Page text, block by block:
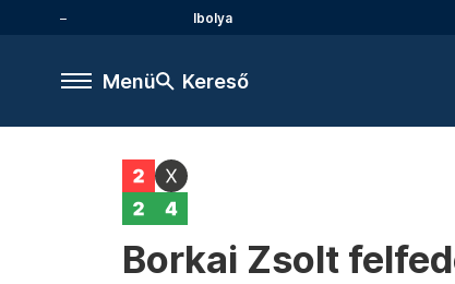
Ibolya
Menü Kereső
Borkai Zsolt